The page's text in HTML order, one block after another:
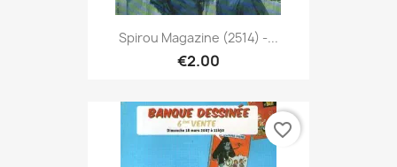
Spirou Magazine (2514) -...
€2.00
favorite_border